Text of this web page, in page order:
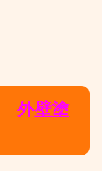
外壁塗